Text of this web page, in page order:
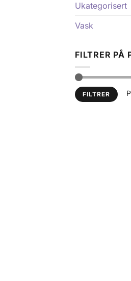
Ukategorisert
Vask
FILTRER PÅ
Min.
pris
Makspris
FILTRER